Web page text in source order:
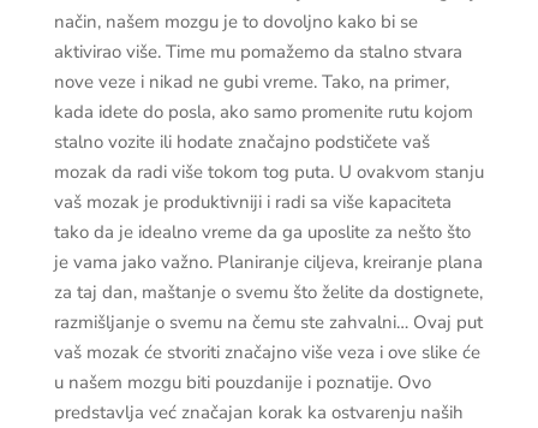
način, našem mozgu je to dovoljno kako bi se
aktivirao više. Time mu pomažemo da stalno stvara
nove veze i nikad ne gubi vreme. Tako, na primer,
kada idete do posla, ako samo promenite rutu kojom
stalno vozite ili hodate značajno podstičete vaš
mozak da radi više tokom tog puta. U ovakvom stanju
vaš mozak je produktivniji i radi sa više kapaciteta
tako da je idealno vreme da ga uposlite za nešto što
je vama jako važno. Planiranje ciljeva, kreiranje plana
za taj dan, maštanje o svemu što želite da dostignete,
razmišljanje o svemu na čemu ste zahvalni… Ovaj put
vaš mozak će stvoriti značajno više veza i ove slike će
u našem mozgu biti pouzdanije i poznatije. Ovo
predstavlja već značajan korak ka ostvarenju naših